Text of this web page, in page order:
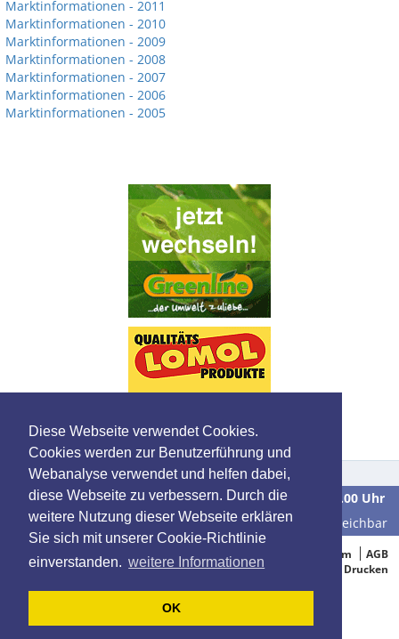
Diese Webseite verwendet Cookies.
Cookies werden zur Benutzerführung und
Webanalyse verwendet und helfen dabei,
diese Webseite zu verbessern. Durch die
weitere Nutzung dieser Webseite erklären
Sie sich mit unserer Cookie-Richtlinie
einverstanden. weitere Informationen
OK
Marktinformationen - 2011
Marktinformationen - 2010
Marktinformationen - 2009
Marktinformationen - 2008
Marktinformationen - 2007
Marktinformationen - 2006
Marktinformationen - 2005
Wir sindMontag bis Freitagin der Zeit von9.00 bis 16.00 Uhr
unter der Telefonnummer0 39 28 / 70 37 90für Sie erreichbar
© 2005-2015 Oelbestellung.de Impressum
AGB
Datenschutz
Drucken